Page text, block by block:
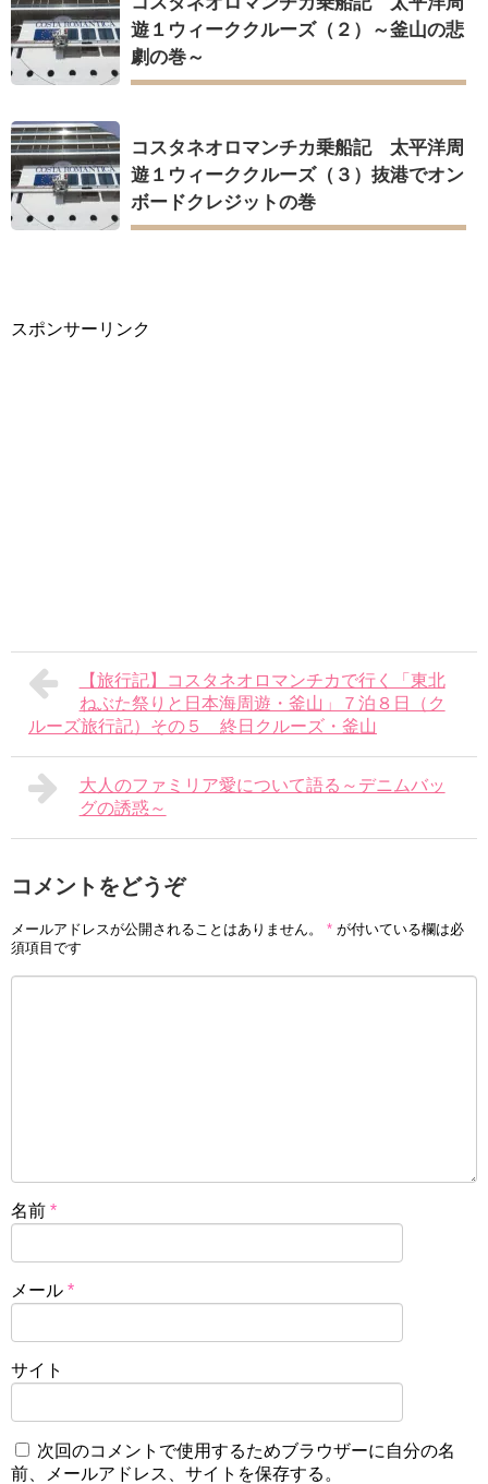
遊１ウィーククルーズ（２）～釜山の悲
劇の巻～
コスタネオロマンチカ乗船記 太平洋周
遊１ウィーククルーズ（３）抜港でオン
ボードクレジットの巻
スポンサーリンク
【旅行記】コスタネオロマンチカで行く「東北
ねぶた祭りと日本海周遊・釜山」７泊８日（ク
ルーズ旅行記）その５ 終日クルーズ・釜山
大人のファミリア愛について語る～デニムバッ
グの誘惑～
コメントをどうぞ
メールアドレスが公開されることはありません。 * が付いている欄は必
須項目です
名前 *
メール *
サイト
次回のコメントで使用するためブラウザーに自分の名
前、メールアドレス、サイトを保存する。